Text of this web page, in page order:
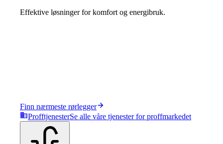
Effektive løsninger for komfort og energibruk.
Finn nærmeste rørlegger
ProfftjenesterSe alle våre tjenester for proffmarkedet